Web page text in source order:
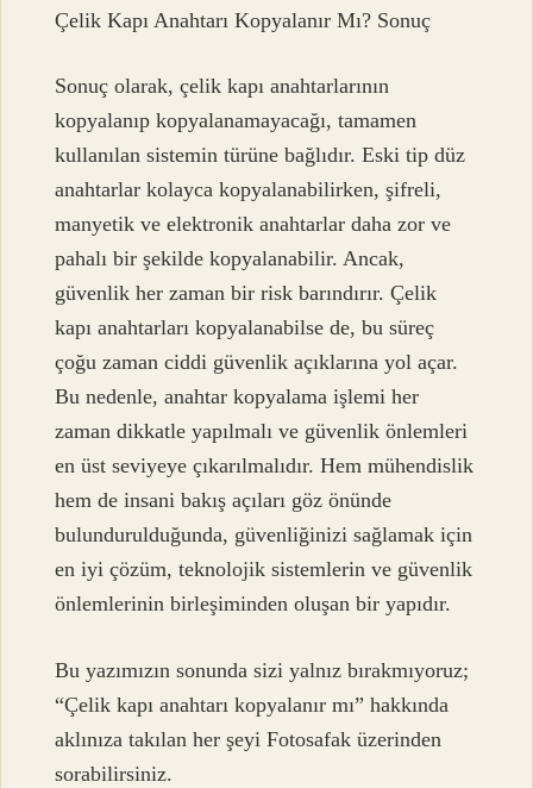
Çelik Kapı Anahtarı Kopyalanır Mı? Sonuç
Sonuç olarak, çelik kapı anahtarlarının
kopyalanıp kopyalanamayacağı, tamamen
kullanılan sistemin türüne bağlıdır. Eski tip düz
anahtarlar kolayca kopyalanabilirken, şifreli,
manyetik ve elektronik anahtarlar daha zor ve
pahalı bir şekilde kopyalanabilir. Ancak,
güvenlik her zaman bir risk barındırır. Çelik
kapı anahtarları kopyalanabilse de, bu süreç
çoğu zaman ciddi güvenlik açıklarına yol açar.
Bu nedenle, anahtar kopyalama işlemi her
zaman dikkatle yapılmalı ve güvenlik önlemleri
en üst seviyeye çıkarılmalıdır. Hem mühendislik
hem de insani bakış açıları göz önünde
bulundurulduğunda, güvenliğinizi sağlamak için
en iyi çözüm, teknolojik sistemlerin ve güvenlik
önlemlerinin birleşiminden oluşan bir yapıdır.
Bu yazımızın sonunda sizi yalnız bırakmıyoruz;
“Çelik kapı anahtarı kopyalanır mı” hakkında
aklınıza takılan her şeyi Fotosafak üzerinden
sorabilirsiniz.